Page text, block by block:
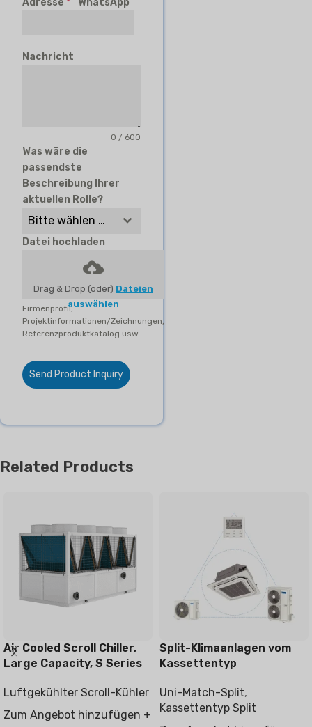
Adresse * WhatsApp
Nachricht
0 / 600
Was wäre die
passendste
Beschreibung Ihrer
aktuellen Rolle?
Bitte wählen Sie
Datei hochladen
Drag & Drop (oder) Dateien
auswählen
Firmenprofil,
Projektinformationen/Zeichnungen,
Referenzproduktkatalog usw.
Send Product Inquiry
Related Products
Air Cooled Scroll Chiller,
Large Capacity, S Series
Luftgekühlter Scroll-Kühler
Zum Angebot hinzufügen +
Split-Klimaanlagen vom
Kassettentyp
Uni-Match-Split,
Kassettentyp Split